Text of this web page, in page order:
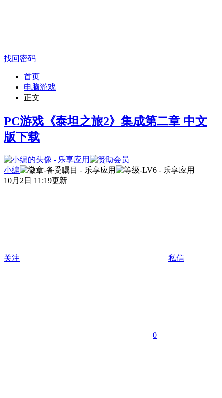
找回密码
首页
电脑游戏
正文
PC游戏《泰坦之旅2》集成第二章 中文
版下载
小编
10月2日 11:19更新
关注 私信
0